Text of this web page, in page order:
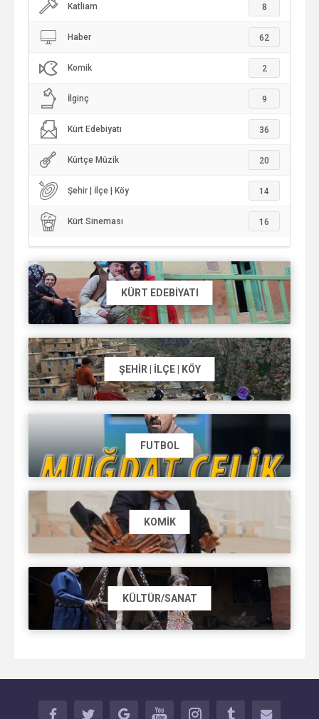
Katliam 8
Haber 62
Komik 2
İlginç 9
Kürt Edebiyatı 36
Kürtçe Müzik 20
Şehir | İlçe | Köy 14
Kürt Sineması 16
KÜRT EDEBIYATI
ŞEHIR | İLÇE | KÖY
FUTBOL
KOMIK
KÜLTÜR/SANAT